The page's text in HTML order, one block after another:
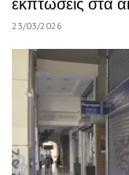
23/03/2026